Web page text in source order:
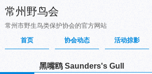
常州野鸟会
常州市野生鸟类保护协会的官方网站
首页
协会动态 活动掠影
黑嘴鸥 Saunders's Gull